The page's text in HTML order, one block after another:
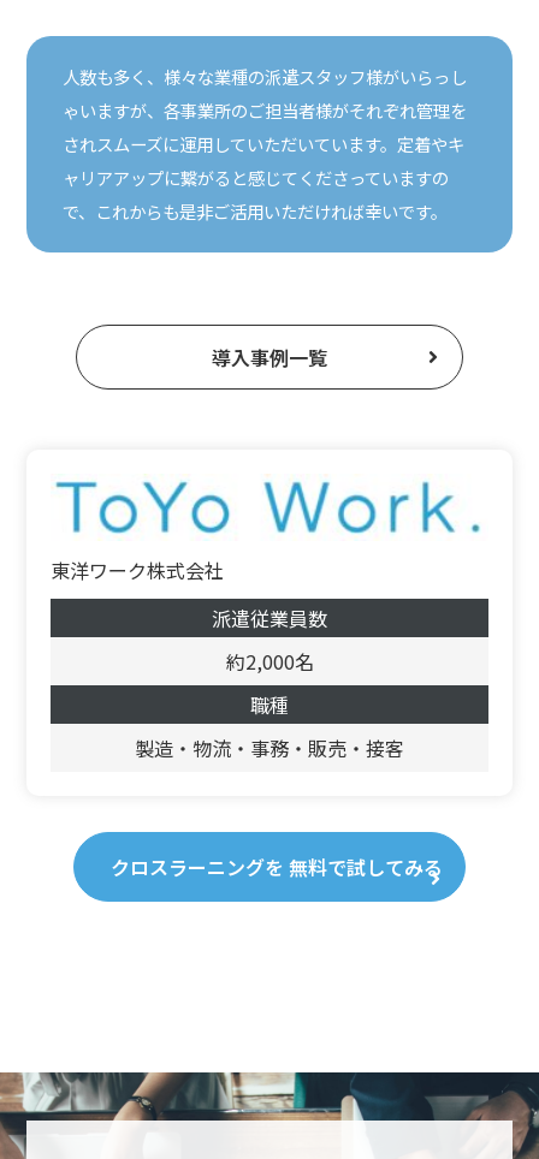
人数も多く、様々な業種の派遣スタッフ様がいらっし
ゃいますが、各事業所のご担当者様がそれぞれ管理を
されスムーズに運用していただいています。定着やキ
ャリアアップに繋がると感じてくださっていますの
で、これからも是非ご活用いただければ幸いです。
導入事例一覧
東洋ワーク株式会社
派遣従業員数
約2,000名
職種
製造・物流・事務・販売・接客
クロスラーニングを 無料で試してみる